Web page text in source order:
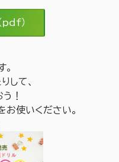
pdf）
して、
！
お使いください。